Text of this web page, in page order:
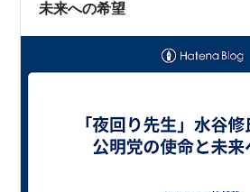
未来への希望